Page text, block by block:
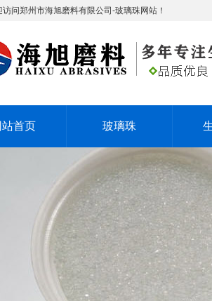
问郑州市海旭磨料有限公司-玻璃珠网站！
站首页 玻璃珠